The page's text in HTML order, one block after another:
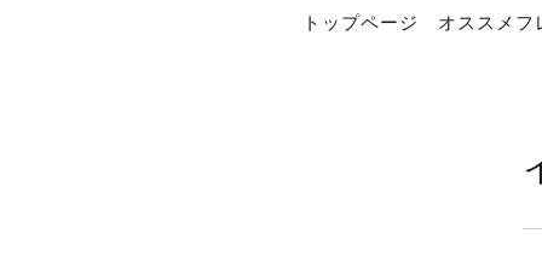
トップページ オススメフ